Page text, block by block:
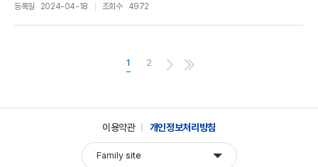
등록일 2024-04-18 조회수 4972
1 2
이용약관 개인정보처리방침
Family site